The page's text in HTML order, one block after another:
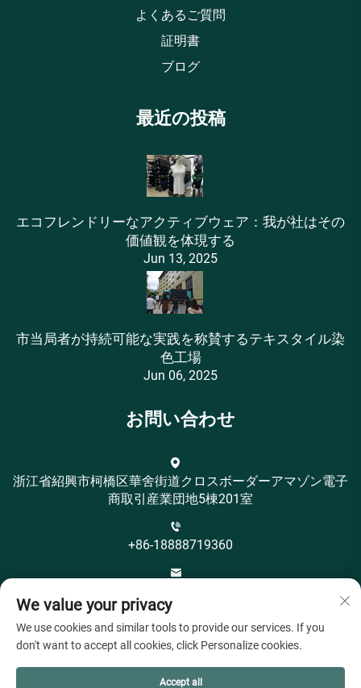
よくあるご質問
証明書
ブログ
最近の投稿
エコフレンドリーなアクティブウェア：我が社はその
価値観を体現する
Jun 13, 2025
市当局者が持続可能な実践を称賛するテキスタイル染
色工場
Jun 06, 2025
お問い合わせ
浙江省紹興市柯橋区華舍街道クロスボーダーアマゾン電子
商取引産業団地5棟201室
+86-18888719360
We value your privacy
We use cookies and similar tools to provide our services. If you
don't want to accept all cookies, click Personalize cookies.
Accept all